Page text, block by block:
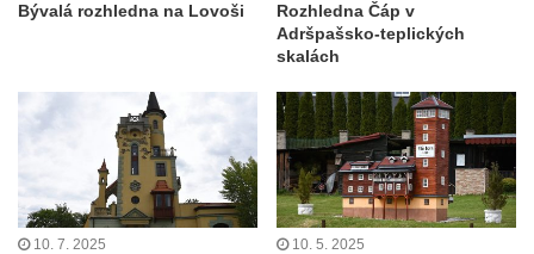
Bývalá rozhledna na Lovoši
Rozhledna Čáp v
Adršpašsko-teplických
skalách
10. 7. 2025 10. 5. 2025